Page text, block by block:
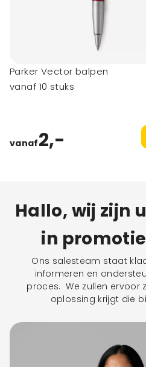
Parker Vector balpen
vanaf 10 stuks
vanaf2,-
Hallo, wij zijn
in
Ons salesteam staat
informeren en
proces. We zullen ervoor
oplossing krijgt die